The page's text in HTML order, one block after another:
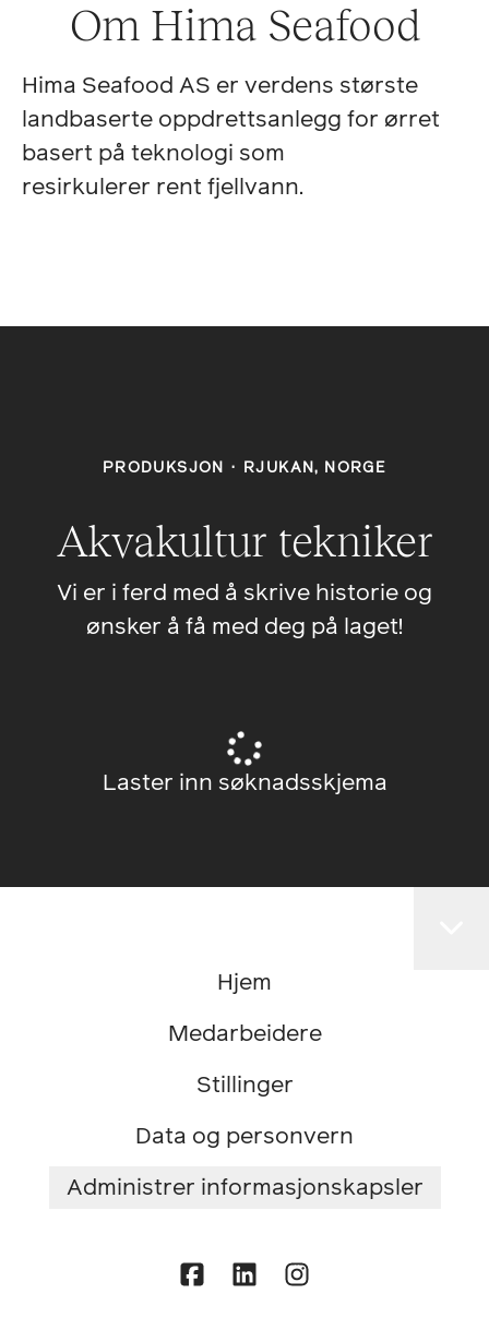
Om Hima Seafood
Hima Seafood AS er verdens største
landbaserte oppdrettsanlegg for ørret
basert på teknologi som
resirkulerer rent fjellvann.
PRODUKSJON · RJUKAN, NORGE
Akvakultur tekniker
Vi er i ferd med å skrive historie og
ønsker å få med deg på laget!
Laster inn søknadsskjema
Hjem
Medarbeidere
Stillinger
Data og personvern
Administrer informasjonskapsler